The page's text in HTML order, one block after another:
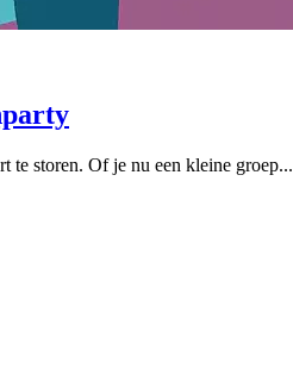
te storen. Of je nu een kleine groep...